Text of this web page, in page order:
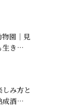
園｜見
生き…
み方と
成酒…